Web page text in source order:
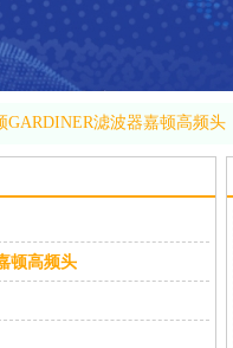
GARDINER滤波器嘉顿高频头
顿高频头